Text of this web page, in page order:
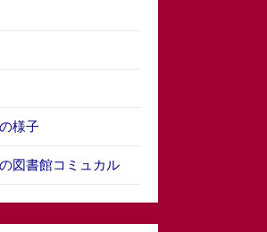
様子
図書館コミュカル